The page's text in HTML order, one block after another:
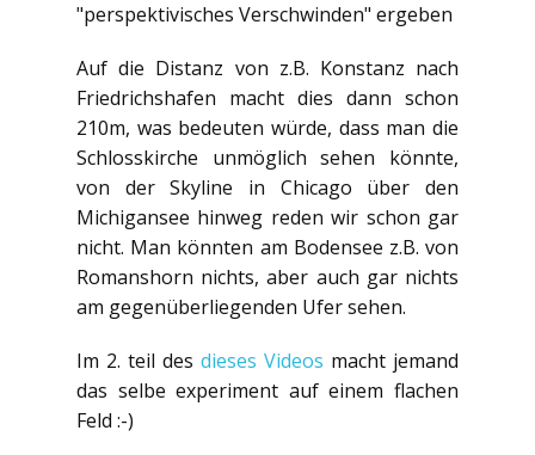
"perspektivisches Verschwinden" ergeben
Auf die Distanz von z.B. Konstanz nach
Friedrichshafen macht dies dann schon
210m, was bedeuten würde, dass man die
Schlosskirche unmöglich sehen könnte,
von der Skyline in Chicago über den
Michigansee hinweg reden wir schon gar
nicht. Man könnten am Bodensee z.B. von
Romanshorn nichts, aber auch gar nichts
am gegenüberliegenden Ufer sehen.
Im 2. teil des dieses Videos macht jemand
das selbe experiment auf einem flachen
Feld :-)